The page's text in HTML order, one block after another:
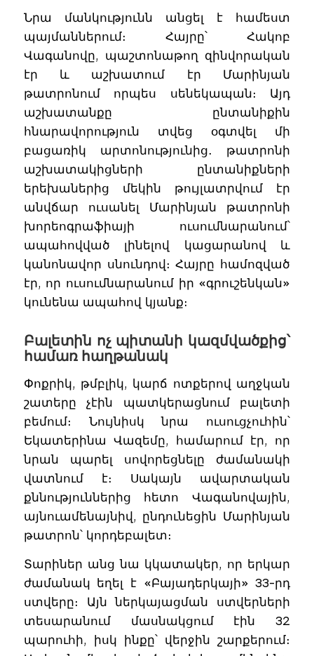
Նրա մանկությունն անցել է համեստ
պայմաններում։ Հայրը՝ Հակոբ
Վագանովը, պաշտոնաթող զինվորական
էր և աշխատում էր Մարինյան
թատրոնում որպես սենեկապան։ Այդ
աշխատանքը ընտանիքին
հնարավորություն տվեց օգտվել մի
բացառիկ արտոնությունից․ թատրոնի
աշխատակիցների ընտանիքների
երեխաներից մեկին թույլատրվում էր
անվճար ուսանել Մարինյան թատրոնի
խորեոգրաֆիայի ուսումնարանում՝
ապահովված լինելով կացարանով և
կանոնավոր սնունդով։ Հայրը համոզված
էր, որ ուսումնարանում իր «գրուշենկան»
կունենա ապահով կյանք։
Բալետին ոչ պիտանի կազմվածքից՝
համառ հաղթանակ
Փոքրիկ, թմբլիկ, կարճ ոտքերով աղջկան
շատերը չէին պատկերացնում բալետի
բեմում։ Նույնիսկ նրա ուսուցչուհին՝
Եկատերինա Վազեմը, համարում էր, որ
նրան պարել սովորեցնելը ժամանակի
վատնում է։ Սակայն ավարտական
քննություններից հետո Վագանովային,
այնուամենայնիվ, ընդունեցին Մարինյան
թատրոն՝ կորդեբալետ։
Տարիներ անց նա կկատակեր, որ երկար
ժամանակ եղել է «Բայադերկայի» 33-րդ
ստվերը։ Այն ներկայացման ստվերների
տեսարանում մասնակցում էին 32
պարուհի, իսկ ինքը՝ վերջին շարքերում։